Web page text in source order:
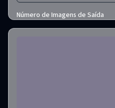
Número de Imagens de Saída
1